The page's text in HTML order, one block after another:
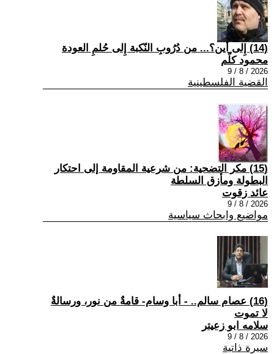
(14) إِلى أين؟... من دُرُوبِ النّكبة إِلى حُلمِ العودة
محمود كلّم
2026 / 8 / 9
القضية الفلسطينية
(15) مكر التضحية: من شرعية المقاومة إلى احتكار
البطولة ومأزق السلطة
عائد زقوت
2026 / 8 / 9
مواضيع وابحاث سياسية
(16) عصام سالم.. - أبا وسام- قامةٌ من نور، ورسالةٌ
لا تموت
سلامه ابو زعيتر
2026 / 8 / 9
سيرة ذاتية